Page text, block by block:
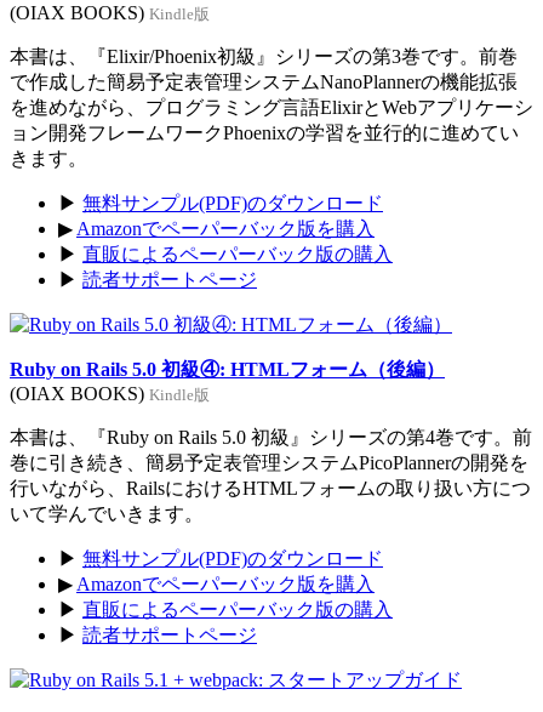
(OIAX BOOKS) Kindle版
本書は、『Elixir/Phoenix初級』シリーズの第3巻です。前巻
で作成した簡易予定表管理システムNanoPlannerの機能拡張
を進めながら、プログラミング言語ElixirとWebアプリケーシ
ョン開発フレームワークPhoenixの学習を並行的に進めてい
きます。
▶ 無料サンプル(PDF)のダウンロード
▶ Amazonでペーパーバック版を購入
▶ 直販によるペーパーバック版の購入
▶ 読者サポートページ
Ruby on Rails 5.0 初級④: HTMLフォーム（後編）
(OIAX BOOKS) Kindle版
本書は、『Ruby on Rails 5.0 初級』シリーズの第4巻です。前
巻に引き続き、簡易予定表管理システムPicoPlannerの開発を
行いながら、RailsにおけるHTMLフォームの取り扱い方につ
いて学んでいきます。
▶ 無料サンプル(PDF)のダウンロード
▶ Amazonでペーパーバック版を購入
▶ 直販によるペーパーバック版の購入
▶ 読者サポートページ